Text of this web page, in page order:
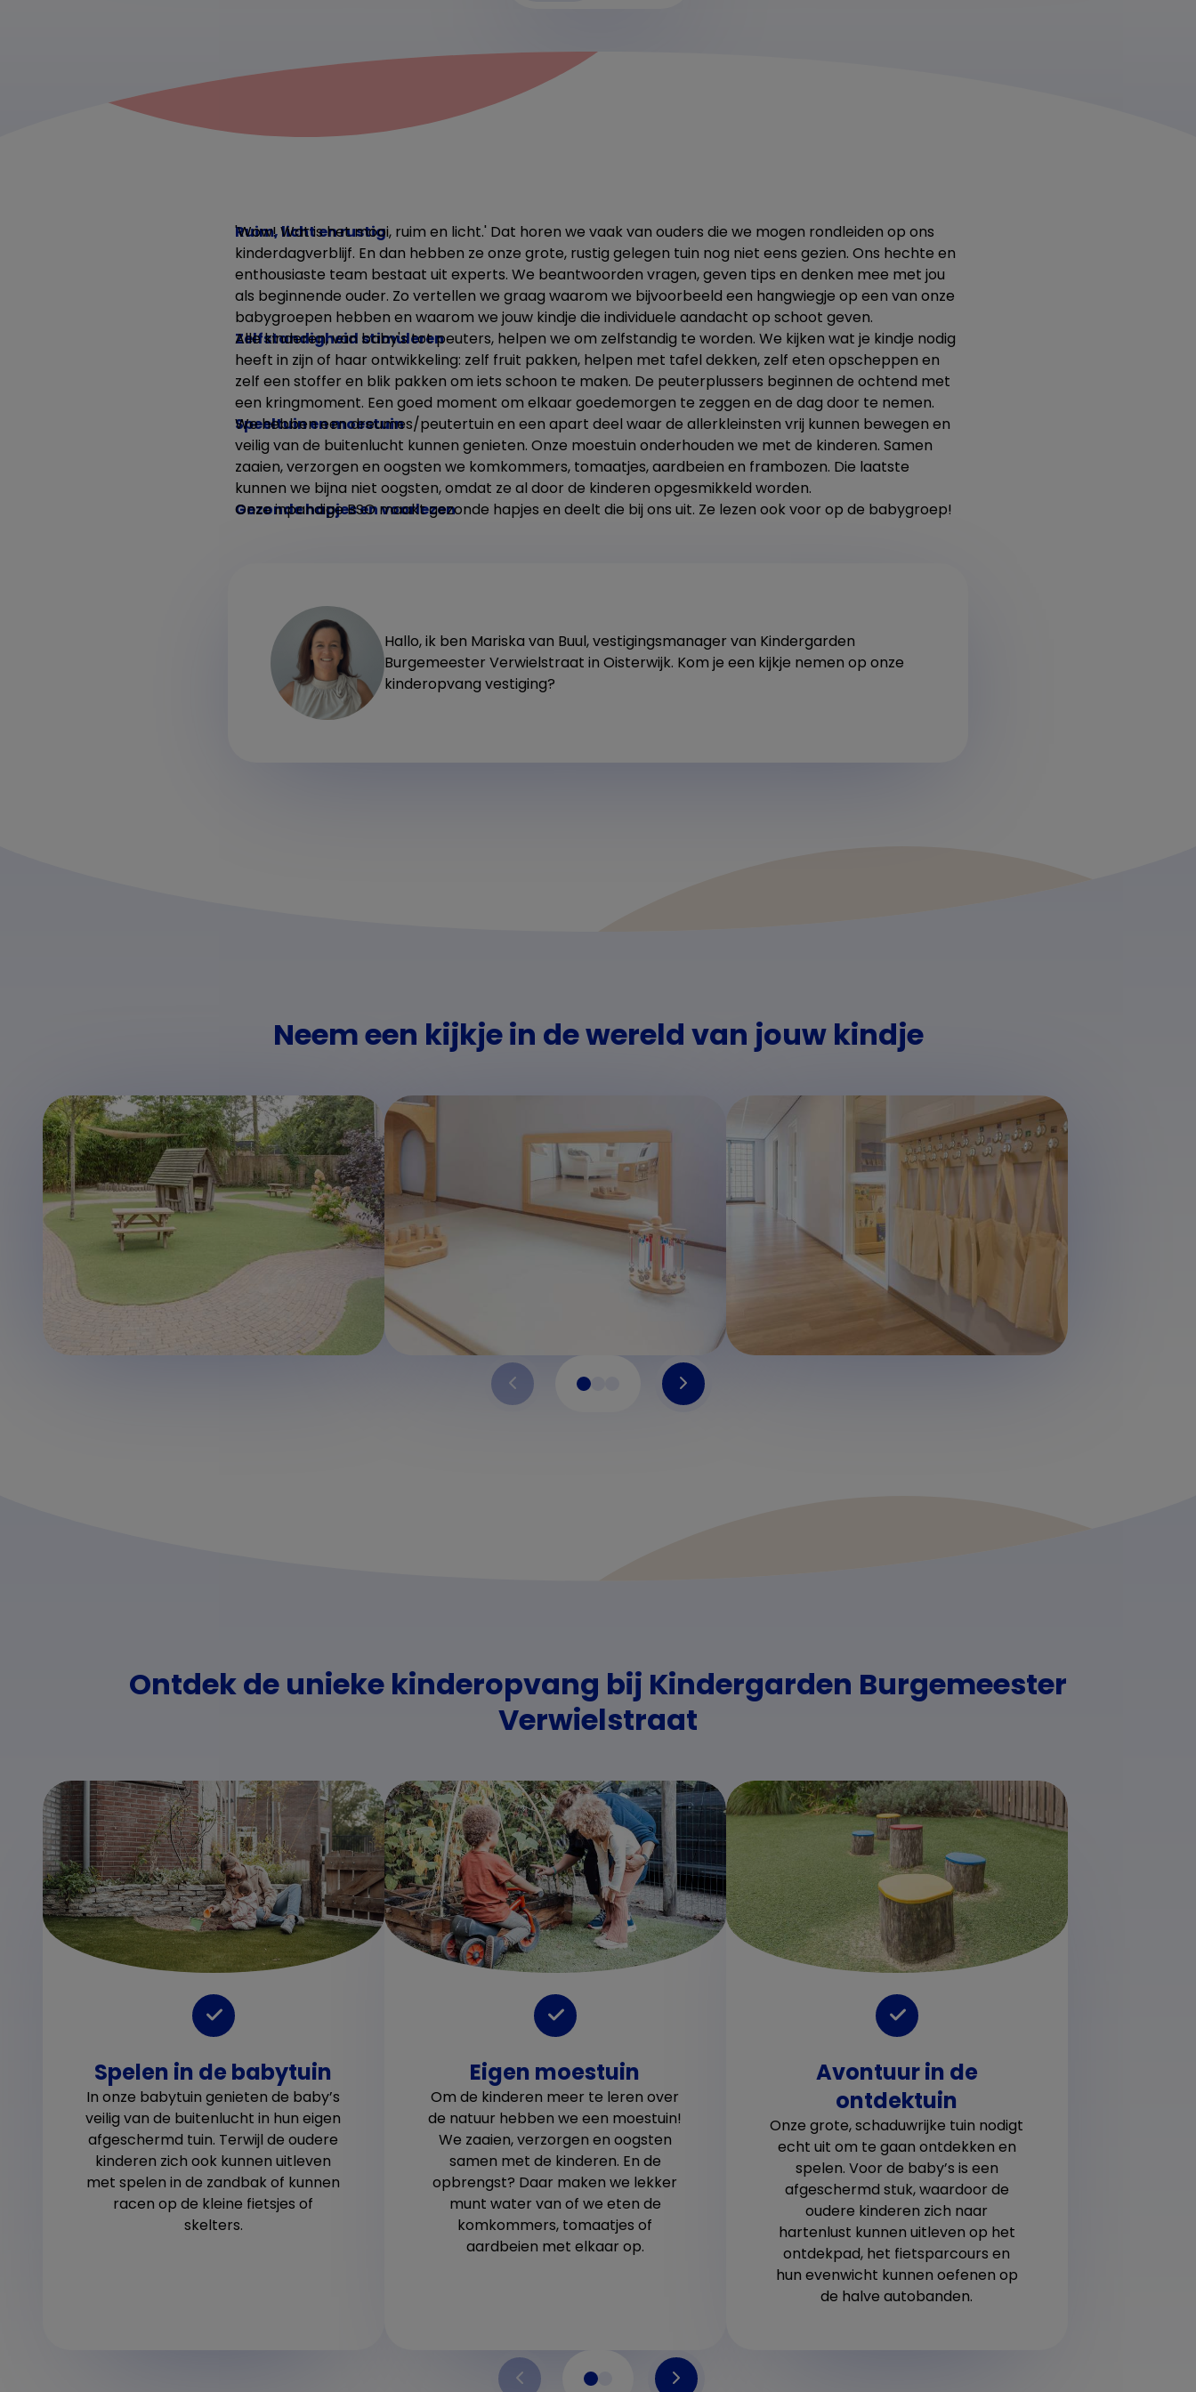
Ruim, licht en rustig
'Wow! Wat is het mooi, ruim en licht.' Dat horen we vaak van ouders die we mogen rondleiden op ons
kinderdagverblijf. En dan hebben ze onze grote, rustig gelegen tuin nog niet eens gezien. Ons hechte en
enthousiaste team bestaat uit experts. We beantwoorden vragen, geven tips en denken mee met jou
als beginnende ouder. Zo vertellen we graag waarom we bijvoorbeeld een hangwiegje op een van onze
babygroepen hebben en waarom we jouw kindje die individuele aandacht op schoot geven.
Zelfstandigheid stimuleren
Alle kinderen, van baby's tot peuters, helpen we om zelfstandig te worden. We kijken wat je kindje nodig
heeft in zijn of haar ontwikkeling: zelf fruit pakken, helpen met tafel dekken, zelf eten opscheppen en
zelf een stoffer en blik pakken om iets schoon te maken. De peuterplussers beginnen de ochtend met
een kringmoment. Een goed moment om elkaar goedemorgen te zeggen en de dag door te nemen.
Speeltuin en moestuin
We hebben een dreumes/peutertuin en een apart deel waar de allerkleinsten vrij kunnen bewegen en
veilig van de buitenlucht kunnen genieten. Onze moestuin onderhouden we met de kinderen. Samen
zaaien, verzorgen en oogsten we komkommers, tomaatjes, aardbeien en frambozen. Die laatste
kunnen we bijna niet oogsten, omdat ze al door de kinderen opgesmikkeld worden.
Gezonde hapjes en voorlezen
Onze inpandige BSO maakt gezonde hapjes en deelt die bij ons uit. Ze lezen ook voor op de babygroep!
Hallo, ik ben Mariska van Buul, vestigingsmanager van Kindergarden
Burgemeester Verwielstraat in Oisterwijk. Kom je een kijkje nemen op onze
kinderopvang vestiging?
Neem een kijkje in de wereld van jouw kindje
Ontdek de unieke kinderopvang bij Kindergarden Burgemeester
Verwielstraat
Spelen in de babytuin
In onze babytuin genieten de baby’s
veilig van de buitenlucht in hun eigen
afgeschermd tuin. Terwijl de oudere
kinderen zich ook kunnen uitleven
met spelen in de zandbak of kunnen
racen op de kleine fietsjes of
skelters.
Eigen moestuin
Om de kinderen meer te leren over
de natuur hebben we een moestuin!
We zaaien, verzorgen en oogsten
samen met de kinderen. En de
opbrengst? Daar maken we lekker
munt water van of we eten de
komkommers, tomaatjes of
aardbeien met elkaar op.
Avontuur in de
ontdektuin
Onze grote, schaduwrijke tuin nodigt
echt uit om te gaan ontdekken en
spelen. Voor de baby’s is een
afgeschermd stuk, waardoor de
oudere kinderen zich naar
hartenlust kunnen uitleven op het
ontdekpad, het fietsparcours en
hun evenwicht kunnen oefenen op
de halve autobanden.